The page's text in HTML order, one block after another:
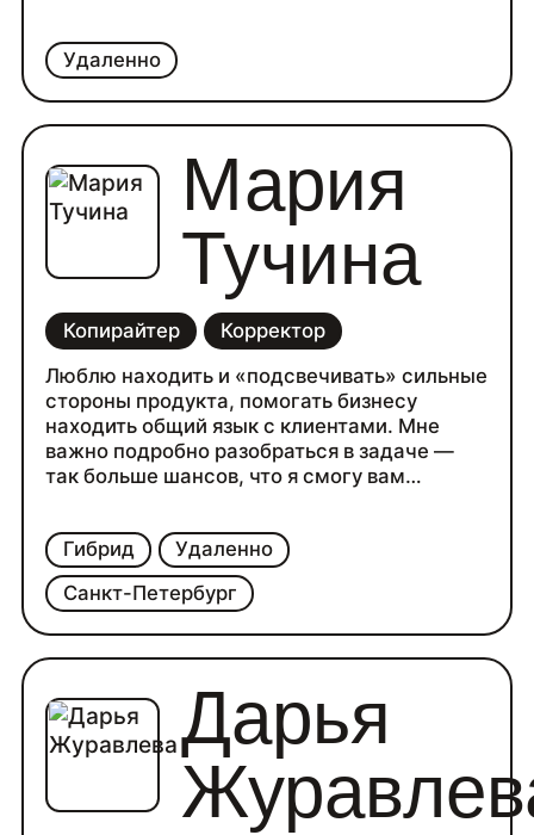
Удаленно
Гибрид
Удаленно
Санкт-Петербург
Мария
Тучина
Копирайтер
Корректор
Люблю находить и «подсвечивать» сильные
стороны продукта, помогать бизнесу
находить общий язык с клиентами. Мне
важно подробно разобраться в задаче —
так больше шансов, что я смогу вам
Дарья